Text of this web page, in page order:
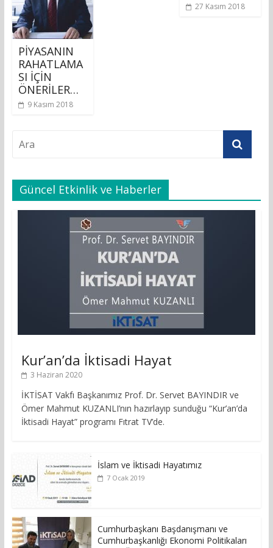
PİYASANIN
RAHATLAMA
SI İÇİN
ÖNERİLER…
9 Kasım 2018
27 Kasım 2018
Güncel Etkinlik ve Haberler
Kur’an’da İktisadi Hayat
3 Haziran 2020
İKTİSAT Vakfı Başkanımız Prof. Dr. Servet BAYINDIR ve
Ömer Mahmut KUZANLI’nın hazırlayıp sunduğu “Kur’an’da
İktisadi Hayat” programı Fıtrat TV’de.
İslam ve İktisadi Hayatımız
7 Ocak 2019
Cumhurbaşkanı Başdanışmanı ve
Cumhurbaşkanlığı Ekonomi Politikaları